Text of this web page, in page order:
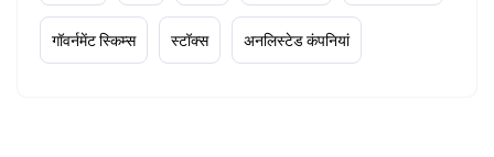
गॉवर्नमेंट स्किम्स स्टॉक्स अनलिस्टेड कंपनियां